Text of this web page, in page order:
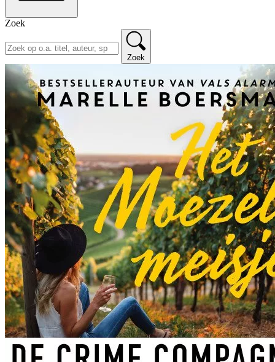
Zoek
Zoek